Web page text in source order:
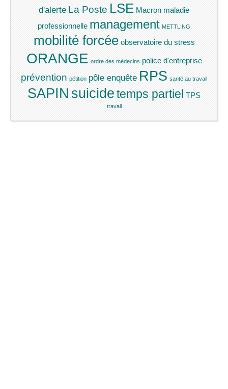
d'alerte La Poste LSE Macron maladie
professionnelle management METTLING
mobilité forcée observatoire du stress
ORANGE ordre des médecins police d'entreprise
prévention pétition pôle enquête RPS santé au travail
SAPIN suicidetemps partiel TPS
travail